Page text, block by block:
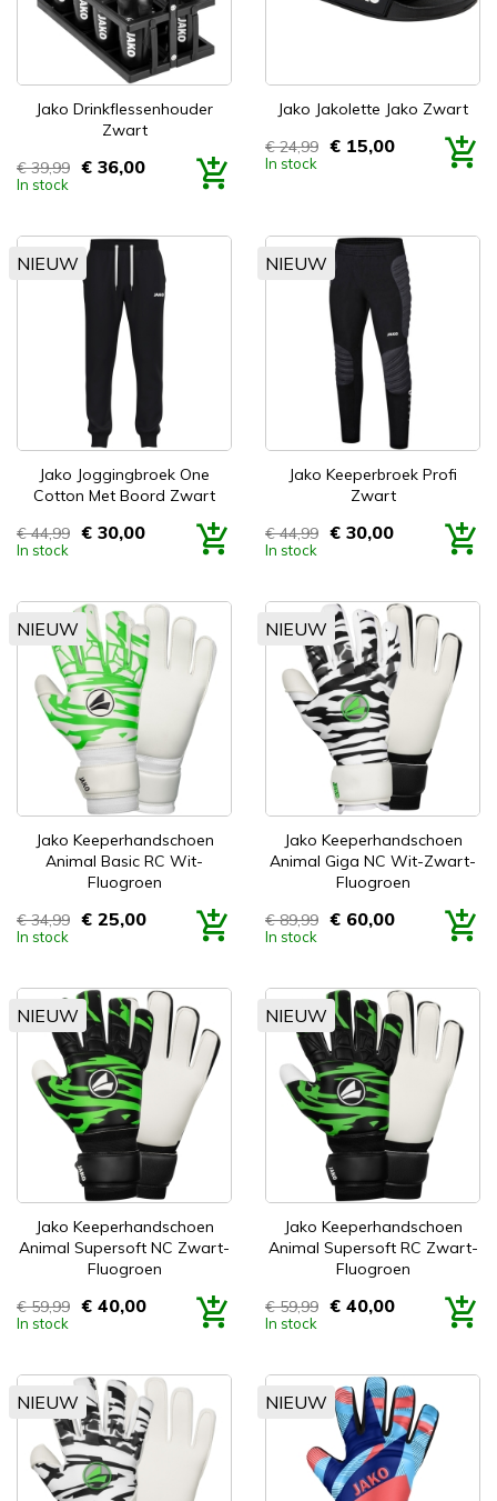
Jako Drinkflessenhouder
Zwart
Prijs
€ 39,99 € 36,00
In stock
Jako Jakolette Jako Zwart
Prijs
€ 24,99 € 15,00
In stock
Jako Joggingbroek One
Cotton Met Boord Zwart
Prijs
€ 44,99 € 30,00
In stock
NIEUW
Jako Keeperbroek Profi
Zwart
Prijs
€ 44,99 € 30,00
In stock
NIEUW
Jako Keeperhandschoen
Animal Basic RC Wit-
Fluogroen
Prijs
€ 34,99 € 25,00
In stock
NIEUW
Jako Keeperhandschoen
Animal Giga NC Wit-Zwart-
Fluogroen
Prijs
€ 89,99 € 60,00
In stock
NIEUW
Jako Keeperhandschoen
Animal Supersoft NC Zwart-
Fluogroen
Prijs
€ 59,99 € 40,00
In stock
NIEUW
Jako Keeperhandschoen
Animal Supersoft RC Zwart-
Fluogroen
Prijs
€ 59,99 € 40,00
In stock
NIEUW
NIEUW NIEUW